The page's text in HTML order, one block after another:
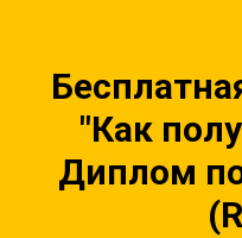
"Как
Диплом